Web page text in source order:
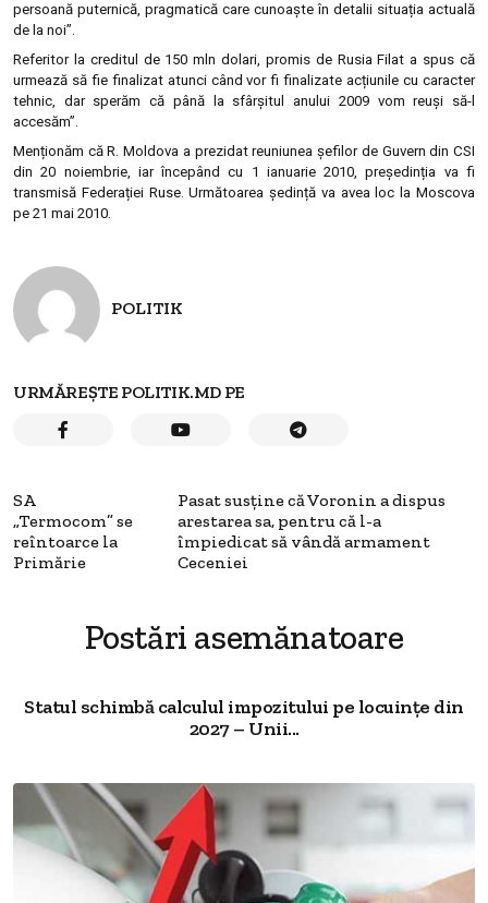
persoană puternică, pragmatică care cunoaște în detalii situația actuală
de la noi”.
Referitor la creditul de 150 mln dolari, promis de Rusia Filat a spus că
urmează să fie finalizat atunci când vor fi finalizate acțiunile cu caracter
tehnic, dar sperăm că până la sfârșitul anului 2009 vom reuși să-l
accesăm”.
Menționăm că R. Moldova a prezidat reuniunea șefilor de Guvern din CSI
din 20 noiembrie, iar începând cu 1 ianuarie 2010, președinția va fi
transmisă Federației Ruse. Următoarea ședință va avea loc la Moscova
pe 21 mai 2010.
POLITIK
URMĂREȘTE POLITIK.MD PE
SA
„Termocom” se
reîntoarce la
Primărie
Pasat susţine că Voronin a dispus
arestarea sa, pentru că l-a
împiedicat să vândă armament
Ceceniei
Postări asemănatoare
Statul schimbă calculul impozitului pe locuințe din
2027 – Unii...